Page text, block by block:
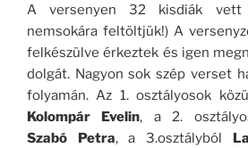
A versenyen 32 kisdiák
nemsokára feltöltjük!) A
felkészülve érkeztek és igen
dolgát. Nagyon sok szép verset
folyamán. Az 1. osztályosok
Kolompár Evelin, a 2.
Szabó Petra, a 3.osztályból